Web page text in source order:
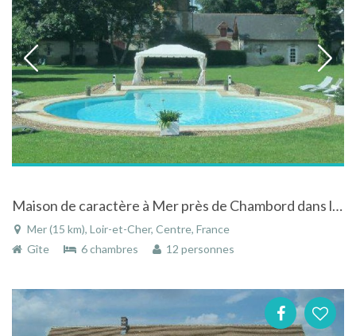
Maison de caractère à Mer près de Chambord dans la Vallée de la Loire, avec piscine et tennis
Mer (15 km), Loir-et-Cher, Centre, France
Gîte
6 chambres 12 personnes